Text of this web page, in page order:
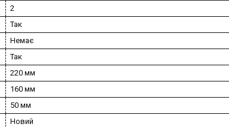
2
Так
Немає
Так
220 мм
160 мм
50 мм
Новий